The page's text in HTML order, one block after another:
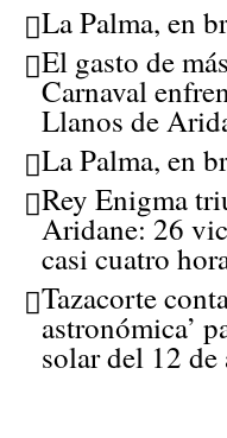
La Palma, en
El gasto de
Carnaval
Llanos de
La Palma, en
Rey Enigma
Aridane: 26
casi cuatro
Tazacorte
astronómica’
solar del 12 de